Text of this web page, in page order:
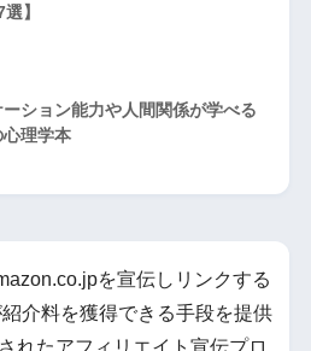
】
ーション能力や人間関係が学べる
理学本
を宣伝しリンクする
介料を獲得できる手段を提供
れたアフィリエイト宣伝プロ